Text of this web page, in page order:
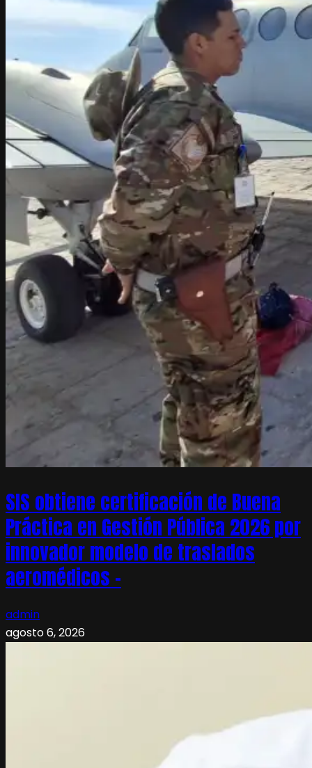
SIS obtiene certificación de Buena
Práctica en Gestión Pública 2026 por
innovador modelo de traslados
aeromédicos –
admin
agosto 6, 2026